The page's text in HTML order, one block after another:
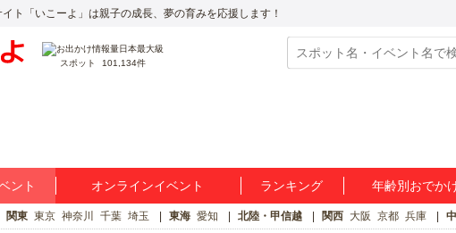
ト「いこーよ」は親子の成長、夢の育みを応援します！
スポット 101,134件
ント オンラインイベント ランキング 年齢別おでか
関東 東京 神奈川 千葉 埼玉 東海 愛知 北陸・甲信越 関西 大阪 京都 兵庫